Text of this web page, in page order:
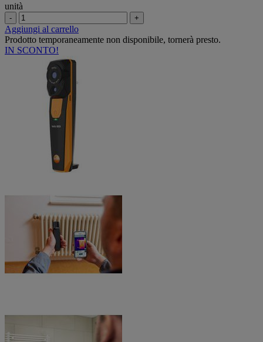
unità
- +
Aggiungi al carrello
Prodotto temporaneamente non disponibile, tornerà presto.
IN SCONTO!